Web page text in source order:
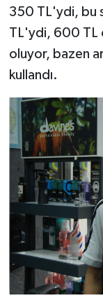
350 TL'ydi, bu
TL'ydi, 600 TL
oluyor, bazen
kullandı.